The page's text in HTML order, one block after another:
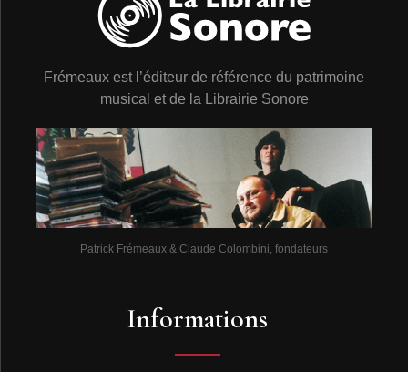
Frémeaux est l’éditeur de référence du patrimoine
musical et de la Librairie Sonore
Patrick Frémeaux & Claude Colombini, fondateurs
Informations